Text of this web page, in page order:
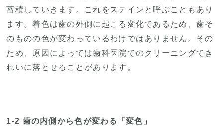
蓄積していきます。これをステインと呼ぶこともあり
ます。着色は歯の外側に起こる変化であるため、歯そ
のものの色が変わっているわけではありません。その
ため、原因によっては歯科医院でのクリーニングでき
れいに落とせることがあります。
1-2 歯の内側から色が変わる「変色」